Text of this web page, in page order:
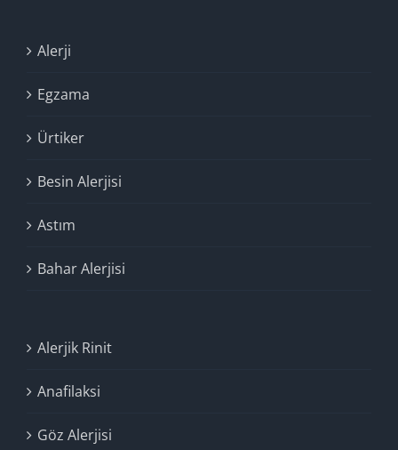
Alerji
Egzama
Ürtiker
Besin Alerjisi
Astım
Bahar Alerjisi
Alerjik Rinit
Anafilaksi
Göz Alerjisi